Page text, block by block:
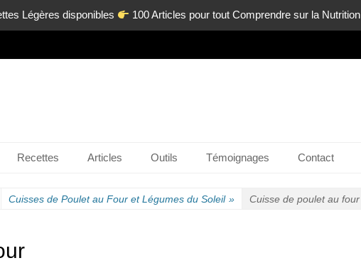
Légères disponibles 100 Articles pour tout Comprendre sur la Nutrition
Recettes Articles Outils Témoignages Contact
Cuisses de Poulet au Four et Légumes du Soleil » Cuisse de poulet au four